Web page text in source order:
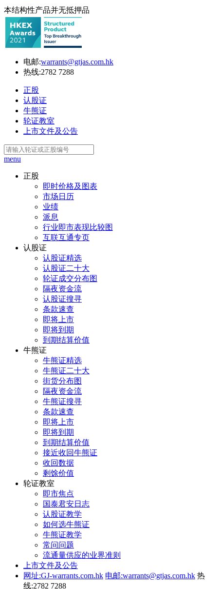
本结构性产品并无抵押品
电邮:warrants@gtjas.com.hk
热线:2782 7288
正股
认股证
牛熊证
轮证教室
上市文件及公告
menu
正股
即时价格及图表
市场日历
业绩
派息
行业即市表现比较图
互联互通专页
认股证
认股证精选
认股证二十大
轮证成交分布图
隔夜资金流
认股证搜寻
条款速查
即将上市
即将到期
到期结算价值
牛熊证
牛熊证精选
牛熊证二十大
街货分布图
隔夜资金流
牛熊证搜寻
条款速查
即将上市
即将到期
到期结算价值
接近收回牛熊证
收回数据
剩馀价值
轮证教室
即市焦点
国泰君安日志
认股证教学
如何选牛熊证
牛熊证教学
常问问题
流通量供应的业界准则
上市文件及公告
网址:GJ-warrants.com.hk 电邮:warrants@gtjas.com.hk 热
线:2782 7288